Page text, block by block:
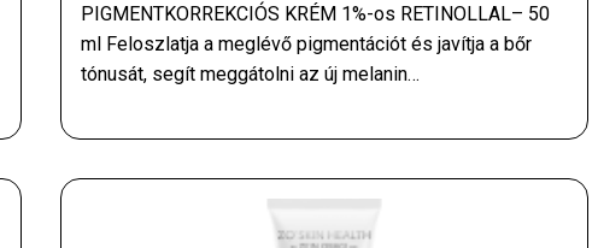
PIGMENTKORREKCIÓS KRÉM 1%-os RETINOLLAL– 50
ml Feloszlatja a meglévő pigmentációt és javítja a bőr
tónusát, segít meggátolni az új melanin…